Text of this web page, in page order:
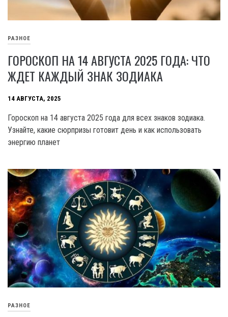
РАЗНОЕ
ГОРОСКОП НА 14 АВГУСТА 2025 ГОДА: ЧТО
ЖДЕТ КАЖДЫЙ ЗНАК ЗОДИАКА
14 АВГУСТА, 2025
Гороскоп на 14 августа 2025 года для всех знаков зодиака.
Узнайте, какие сюрпризы готовит день и как использовать
энергию планет
РАЗНОЕ